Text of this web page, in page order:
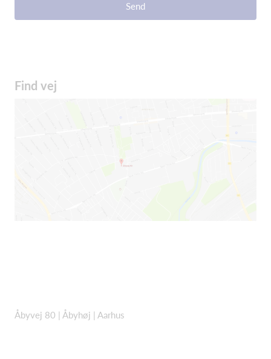
Send
Find vej
Åbyvej 80 | Åbyhøj | Aarhus